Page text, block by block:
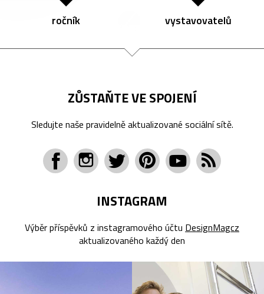
ročník vystavovatelů
ZŮSTAŇTE VE SPOJENÍ
Sledujte naše pravidelně aktualizované sociální sítě.
INSTAGRAM
Výběr příspěvků z instagramového účtu DesignMagcz
aktualizovaného každý den